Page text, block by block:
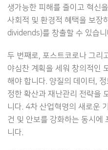
생가능한 피해를 줄이고 혁신
사회적 및 환경적 혜택을 보장
dividends)를 창출할 수 있습니
두 번째로, 포스트코로나 그리
야심찬 계획을 세워 창의적인
해야 합니다. 양질의 데이터,
정한 확산과 재난관리 전략을
니다. 4차 산업혁명의 새로운
건 및 안보를 강화하는 동시에
니다.